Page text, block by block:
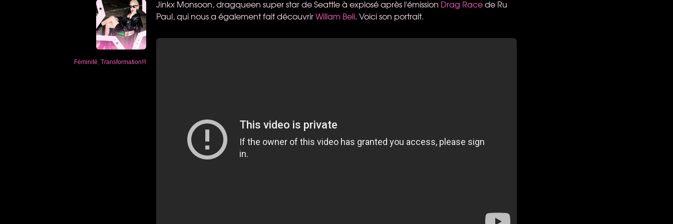
Féminité Transformation!!!
Jinkx Monsoon, dragqueen super star de Seattle à explosé après l'émission Drag Racede Ru
Paul, qui nous a également fait découvrirWillam Beli. Voici son portrait.